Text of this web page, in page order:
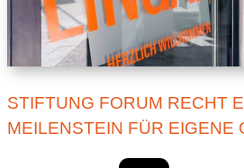
STIFTUNG FORUM RECHT
MEILENSTEIN FÜR EIGENE